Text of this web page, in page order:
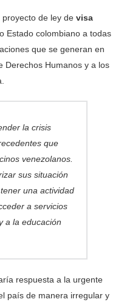
de ley de visa
Estado colombiano a todas
que se generan en
Derechos Humanos y a los
la crisis
que
venezolanos.
sus situación
una actividad
a servicios
a la educación
respuesta a la urgente
país de manera irregular y